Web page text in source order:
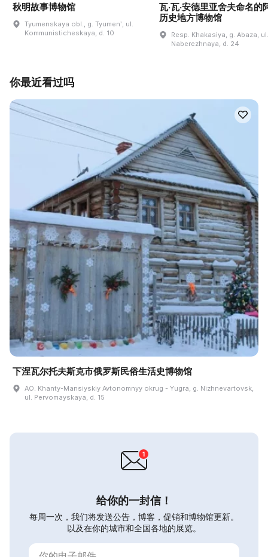
秋明故事博物馆
Tyumenskaya obl., g. Tyumenʹ, ul.
Kommunisticheskaya, d. 10
瓦·瓦·安德里亚舍夫命名的
历史地方博物馆
Resp. Khakasiya, g. Abaza, ul.
Naberezhnaya, d. 24
你最近看过吗
下涅瓦尔托夫斯克市俄罗斯民俗生活史博物馆
AO. Khanty-Mansiyskiy Avtonomnyy okrug - Yugra, g. Nizhnevartovsk,
ul. Pervomayskaya, d. 15
给你的一封信！
每周一次，我们将发送公告，博客，促销和博物馆更新。
以及在你的城市和全国各地的展览。